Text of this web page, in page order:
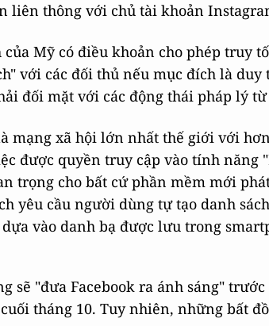
liên thông với chủ tài khoản
Mỹ có điều khoản cho phép truy
với các đối thủ nếu mục đích là
đối mặt với các động thái pháp lý
mạng xã hội lớn nhất thế giới với
được quyền truy cập vào tính năng
trọng cho bất cứ phần mềm mới
yêu cầu người dùng tự tạo danh
vào danh bạ được lưu trong
sẽ "đưa Facebook ra ánh sáng"
tháng 10. Tuy nhiên, những bất